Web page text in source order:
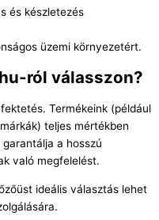
és készletezés
üzemi környezetért.
ról válasszon?
Termékeink (például
márkák) teljes mértékben
a hosszú
való megfelelést.
ideális választás lehet